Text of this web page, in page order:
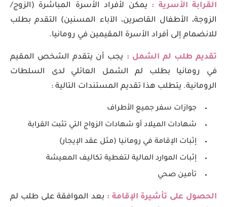
القرابة الأسرية : يمكن لأفراد الأسرة المباشرة (الزوج/
الزوجة، الأطفال القاصرين، الآباء المسنين) التقدم بطلب
للانضمام إلى أفراد الأسرة المقيمين في رومانيا.
تقديم طلب لم الشمل : يجب أن يتقدم الشخص المقيم
في رومانيا بطلب لم الشمل العائلي لدى السلطات
الرومانية. يتطلب هذا تقديم المستندات التالية :
جوازات سفر جميع الأطراف
شهادات الميلاد أو شهادات الزواج التي تثبت القرابة
إثبات الإقامة في رومانيا (مثل عقد الإيجار)
إثبات الموارد المالية لتغطية تكاليف المعيشة
تأمين صحي
الحصول على تأشيرة الإقامة : بعد الموافقة على طلب لم